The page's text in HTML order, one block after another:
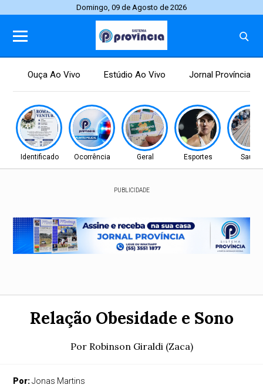
Domingo, 09 de Agosto de 2026
Ouça Ao Vivo Estúdio Ao Vivo Jornal Província
Identificado Ocorrência Geral Esportes Saúde
PUBLICIDADE
Relação Obesidade e Sono
Por Robinson Giraldi (Zaca)
Por:Jonas Martins